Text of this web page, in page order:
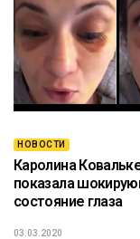
НОВОСТИ
Каролина
показала
состояние глаза
03.03.2020